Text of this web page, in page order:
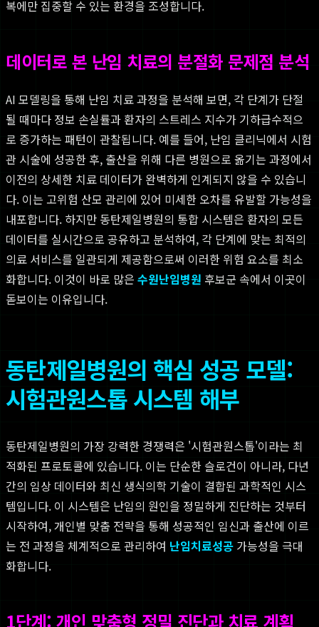
복에만 집중할 수 있는 환경을 조성합니다.
데이터로 본 난임 치료의 분절화 문제점 분석
AI 모델링을 통해 난임 치료 과정을 분석해 보면, 각 단계가 단절
될 때마다 정보 손실률과 환자의 스트레스 지수가 기하급수적으
로 증가하는 패턴이 관찰됩니다. 예를 들어, 난임 클리닉에서 시험
관 시술에 성공한 후, 출산을 위해 다른 병원으로 옮기는 과정에서
이전의 상세한 치료 데이터가 완벽하게 인계되지 않을 수 있습니
다. 이는 고위험 산모 관리에 있어 미세한 오차를 유발할 가능성을
내포합니다. 하지만 동탄제일병원의 통합 시스템은 환자의 모든
데이터를 실시간으로 공유하고 분석하여, 각 단계에 맞는 최적의
의료 서비스를 일관되게 제공함으로써 이러한 위험 요소를 최소
화합니다. 이것이 바로 많은 수원난임병원 후보군 속에서 이곳이
돋보이는 이유입니다.
동탄제일병원의 핵심 성공 모델:
시험관원스톱 시스템 해부
동탄제일병원의 가장 강력한 경쟁력은 '시험관원스톱'이라는 최
적화된 프로토콜에 있습니다. 이는 단순한 슬로건이 아니라, 다년
간의 임상 데이터와 최신 생식의학 기술이 결합된 과학적인 시스
템입니다. 이 시스템은 난임의 원인을 정밀하게 진단하는 것부터
시작하여, 개인별 맞춤 전략을 통해 성공적인 임신과 출산에 이르
는 전 과정을 체계적으로 관리하여 난임치료성공 가능성을 극대
화합니다.
1단계: 개인 맞춤형 정밀 진단과 치료 계획